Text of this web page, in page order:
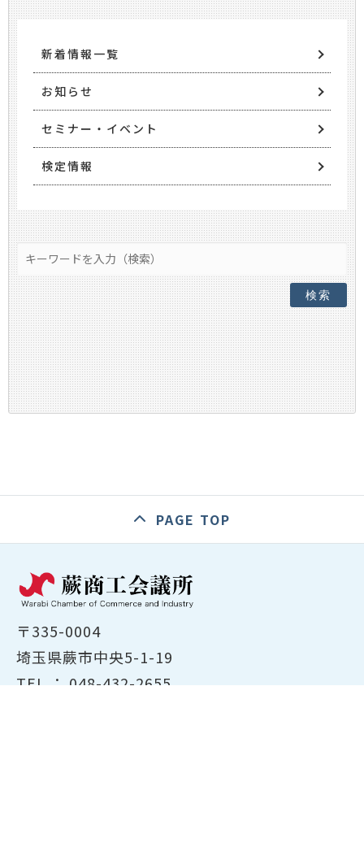
新着情報一覧
お知らせ
セミナー・イベント
検定情報
検索
PAGE TOP
〒335-0004
埼玉県蕨市中央5-1-19
TEL ： 048-432-2655